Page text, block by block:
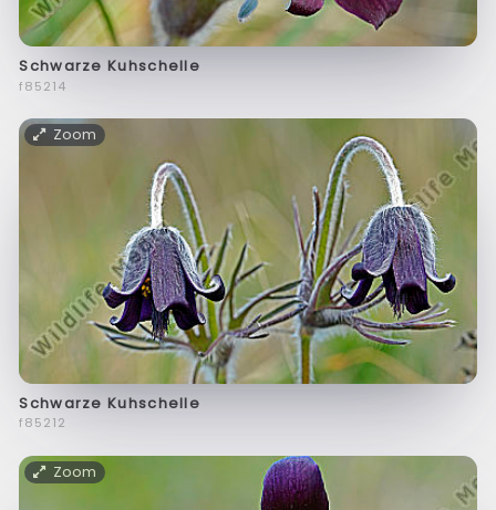
Schwarze Kuhschelle
f85214
Zoom
Schwarze Kuhschelle
f85212
Zoom